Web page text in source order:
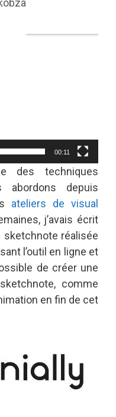
00:11
des techniques
depuis
ateliers de visual
j’avais écrit
sketchnote réalisée
l’outil en ligne et
de créer une
comme
en fin de cet